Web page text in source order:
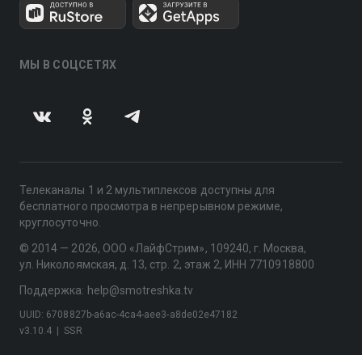
МЫ В СОЦСЕТЯХ
Телеканалы 1 и 2 мультиплексов доступны для
бесплатного просмотра в непрерывном режиме,
круглосуточно.
© 2014 — 2026, ООО «ЛайфСтрим», 109240, г. Москва,
ул. Николоямская, д. 13, стр. 2, этаж 2, ИНН 7710918800
Поддержка: help@smotreshka.tv
v3.10.4 SSR
UUID: 6708827b-a6ac-4ca4-aee3-a8de02e47182